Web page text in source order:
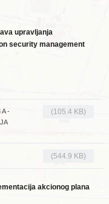
upravljanja
security management
A -
(105.4 KB)
(544.9 KB)
akcionog plana